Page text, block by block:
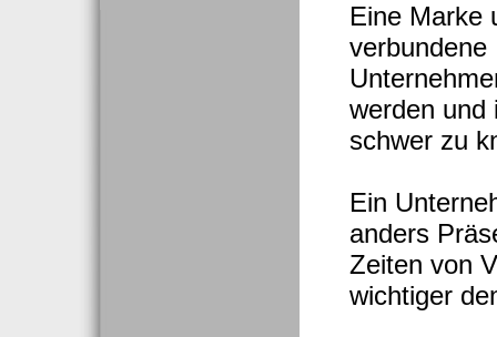
Eine Marke
verbundene
werden und
schwer zu
Ein
anders
Zeiten von
wichtiger